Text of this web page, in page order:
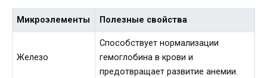
Микроэлементы Полезные свойства
Железо
Способствует нормализации
гемоглобина в крови и
предотвращает развитие анемии.